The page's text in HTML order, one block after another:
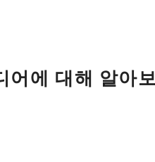
어에 대해 알아